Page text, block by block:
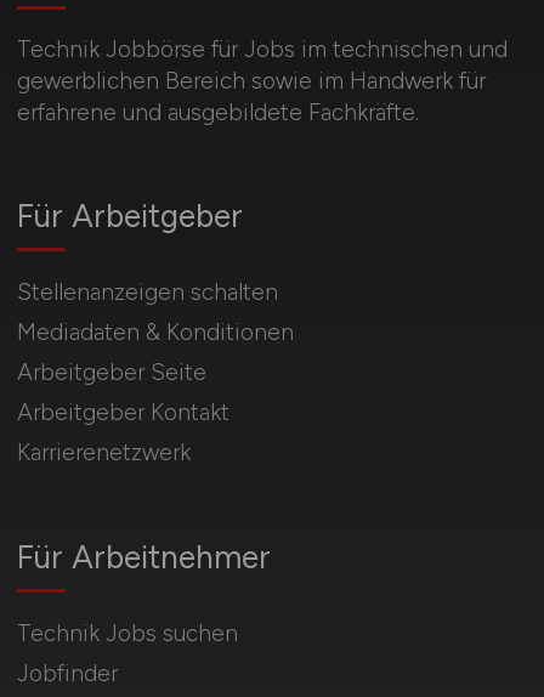
Technik Jobbörse für Jobs im technischen und
gewerblichen Bereich sowie im Handwerk für
erfahrene und ausgebildete Fachkräfte.
Für Arbeitnehmer
Technik Jobs suchen
Jobfinder
Für Arbeitgeber
Stellenanzeigen schalten
Mediadaten & Konditionen
Arbeitgeber Seite
Arbeitgeber Kontakt
Karrierenetzwerk